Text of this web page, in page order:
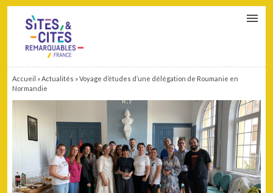
Accueil »Actualités »Voyage d’études d’une délégation de Roumanie en
Normandie